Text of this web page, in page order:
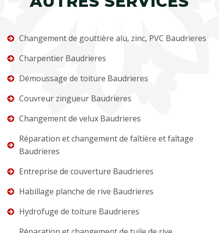
Changement de gouttière alu, zinc, PVC Baudrieres
Charpentier Baudrieres
Démoussage de toiture Baudrieres
Couvreur zingueur Baudrieres
Changement de velux Baudrieres
Réparation et changement de faîtière et faîtage
Baudrieres
Entreprise de couverture Baudrieres
Habillage planche de rive Baudrieres
Hydrofuge de toiture Baudrieres